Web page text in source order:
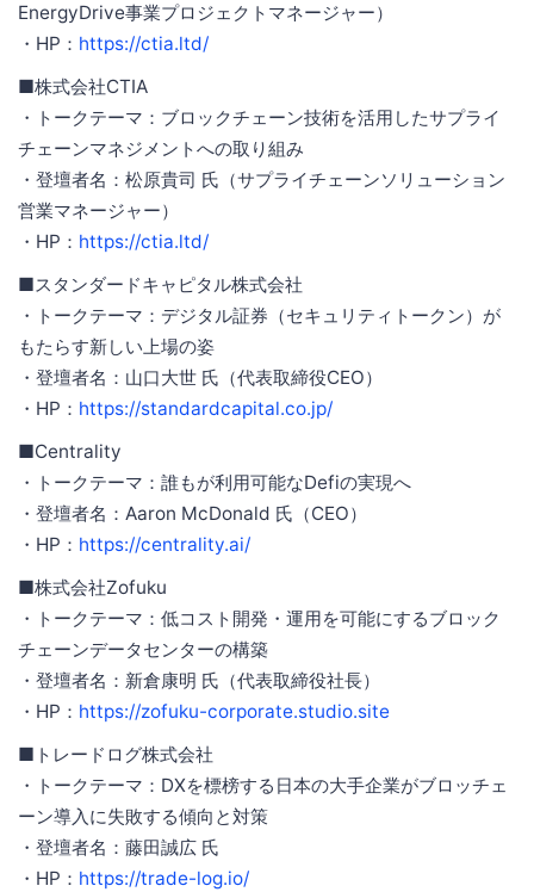
EnergyDrive事業プロジェクトマネージャー）
・HP： https://ctia.ltd/
■株式会社CTIA
・トークテーマ：ブロックチェーン技術を活用したサプライ
チェーンマネジメントへの取り組み
・登壇者名：松原貴司 氏（サプライチェーンソリューション
営業マネージャー）
・HP： https://ctia.ltd/
■スタンダードキャピタル株式会社
・トークテーマ：デジタル証券（セキュリティトークン）が
もたらす新しい上場の姿
・登壇者名：山口大世 氏（代表取締役CEO）
・HP： https://standardcapital.co.jp/
■Centrality
・トークテーマ：誰もが利用可能なDefiの実現へ
・登壇者名：Aaron McDonald 氏（CEO）
・HP： https://centrality.ai/
■株式会社Zofuku
・トークテーマ：低コスト開発・運用を可能にするブロック
チェーンデータセンターの構築
・登壇者名：新倉康明 氏（代表取締役社長）
・HP： https://zofuku-corporate.studio.site
■トレードログ株式会社
・トークテーマ：DXを標榜する日本の大手企業がブロッチェ
ーン導入に失敗する傾向と対策
・登壇者名：藤田誠広 氏
・HP： https://trade-log.io/